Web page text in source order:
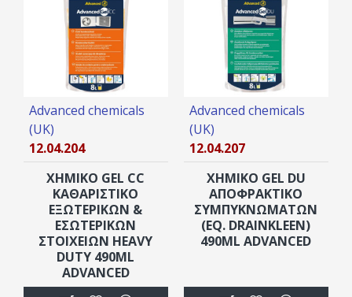
Advanced chemicals
(UK)
12.04.204
ΧΗΜΙΚΌ GEL CC
ΚΑΘΑΡΙΣΤΙΚΌ
ΕΞΩΤΕΡΙΚΏΝ &
ΕΣΩΤΕΡΙΚΏΝ
ΣΤΟΙΧΕΊΩΝ HEAVY
DUTY 490ML
ADVANCED
Advanced chemicals
(UK)
12.04.207
ΧΗΜΙΚΌ GEL DU
ΑΠΟΦΡΑΚΤΙΚΌ
ΣΥΜΠΥΚΝΩΜΆΤΩΝ
(EQ. DRAINKLEEN)
490ML ADVANCED